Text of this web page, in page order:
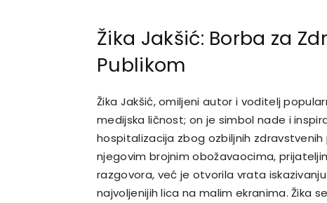
Žika Jakšić: Borba za
Publikom
Žika Jakšić, omiljeni autor i voditelj
medijska ličnost; on je simbol nade i
hospitalizacija zbog ozbiljnih
njegovim brojnim obožavaocima,
razgovora, već je otvorila vrata
najvoljenijih lica na malim ekranima. Žika